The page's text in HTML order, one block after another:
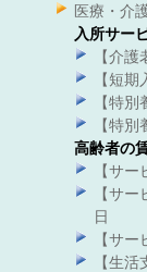
医療・介
入所サー
【介
【短
【特
【特
高齢者の
【サ
【サ
日
【サ
【生